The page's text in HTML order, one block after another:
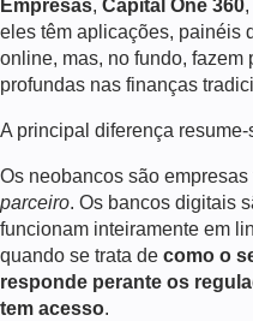
Empresas, Capital One 360
eles têm aplicações, painéis
online, mas, no fundo,
profundas nas finanças
A principal diferença resume-
Os neobancos são empresas
parceiro. Os bancos digitais
funcionam inteiramente em
quando se trata de como o
responde perante os
tem acesso.